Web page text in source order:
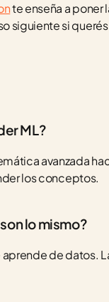
te enseña a poner
siguiente si
ML?
avanzada
los conceptos.
lo mismo?
de datos.